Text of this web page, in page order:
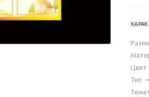
Цвет
Тип